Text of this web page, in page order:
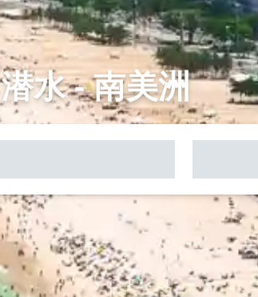
潜水 - 南美洲